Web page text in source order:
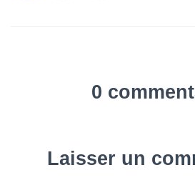
0
Laisser un